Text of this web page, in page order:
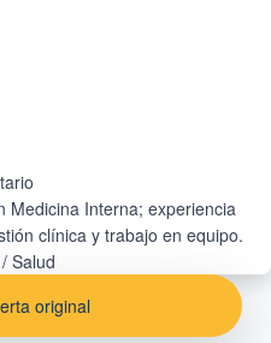
Medicina Interna; experiencia
original